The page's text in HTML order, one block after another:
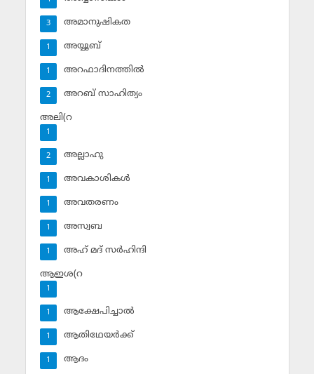
അമാനുഷികത
3
അയ്യൂബ്‌
1
അറഫാദിനത്തില്‍
1
അറബ് സാഹിത്യം
2
അലി(റ
1
അല്ലാഹു
2
അവകാശികള്‍
1
അവതരണം
1
അസ്വബ
1
അഹ് മദ് സര്‍ഹിന്ദി
1
ആഇശ(റ
1
ആക്ഷേപിച്ചാല്‍
1
ആതിഥേയര്‍ക്ക്
1
ആദം
1